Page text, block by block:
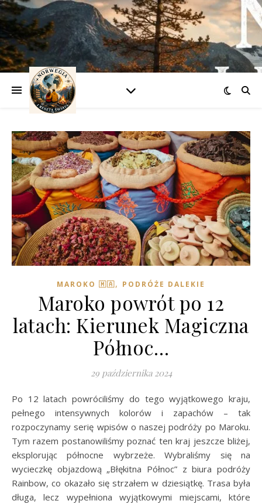
MAROKO 🇲🇦, PODRÓŻE DALEKIE
Maroko powrót po 12
latach: Kierunek Magiczna
Północ…
29 października 2024
Po 12 latach powróciliśmy do tego wyjątkowego kraju,
pełnego intensywnych kolorów i zapachów – tak
rozpoczynamy serię wpisów o naszej podróży po Maroku.
Tym razem postanowiliśmy poznać ten kraj jeszcze bliżej,
eksplorując północne wybrzeże. Wybraliśmy się na
wycieczkę objazdową „Błękitna Północ” z biura podróży
Rainbow, co okazało się strzałem w dziesiątkę. Trasa była
długa, lecz wypełniona wyjątkowymi miejscami, które